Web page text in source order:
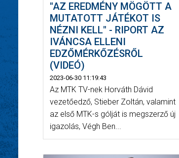
"AZ EREDMÉNY MÖGÖTT A
MUTATOTT JÁTÉKOT IS
NÉZNI KELL" - RIPORT AZ
IVÁNCSA ELLENI
EDZŐMÉRKŐZÉSRŐL
(VIDEÓ)
2023-06-30 11:19:43
Az MTK TV-nek Horváth Dávid
vezetőedző, Stieber Zoltán, valamint
az első MTK-s gólját is megszerző új
igazolás, Végh Ben...